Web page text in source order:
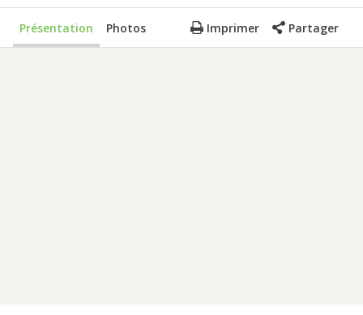
Présentation Photos Imprimer Partager